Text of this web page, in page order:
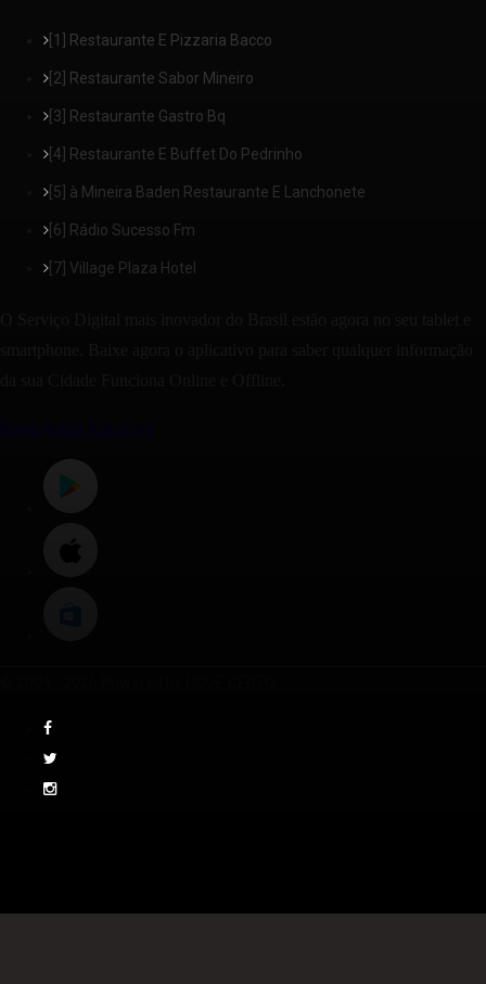
[1] Restaurante E Pizzaria Bacco
[2] Restaurante Sabor Mineiro
[3] Restaurante Gastro Bq
[4] Restaurante E Buffet Do Pedrinho
[5] à Mineira Baden Restaurante E Lanchonete
[6] Rádio Sucesso Fm
[7] Village Plaza Hotel